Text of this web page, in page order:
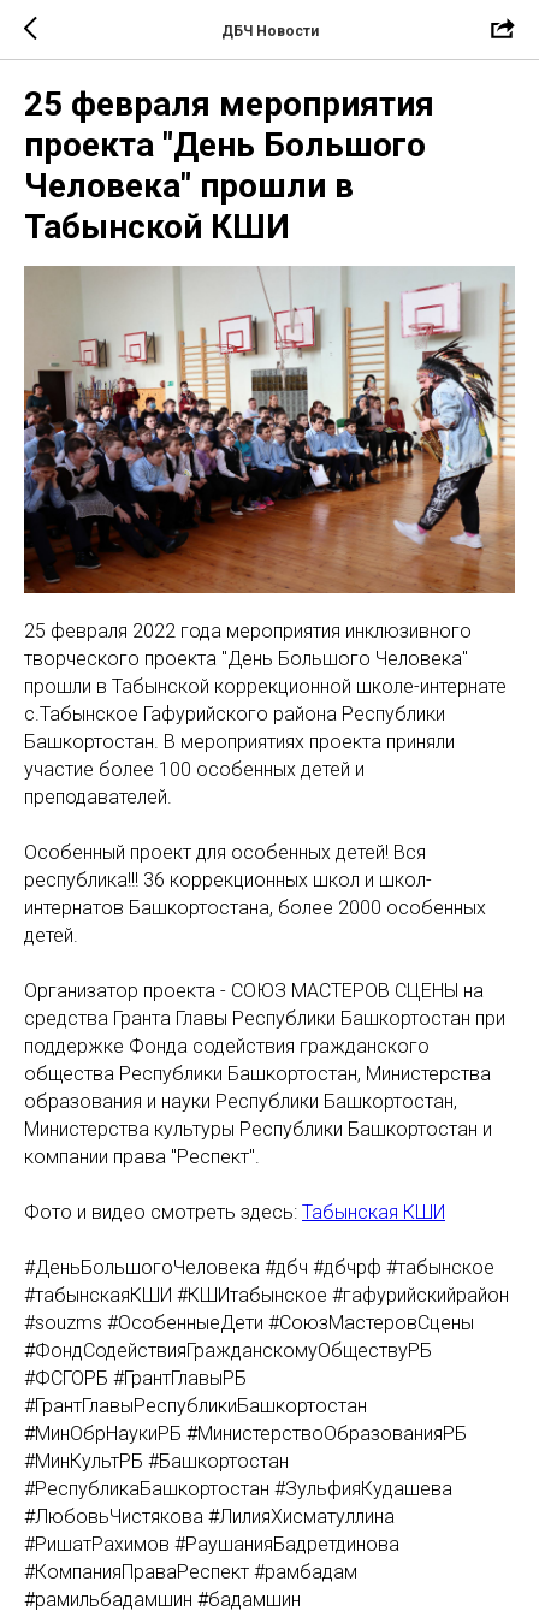
ДБЧ Новости
25 февраля мероприятия
проекта "День Большого
Человека" прошли в
Табынской КШИ
25 февраля 2022 года мероприятия инклюзивного
творческого проекта "День Большого Человека"
прошли в Табынской коррекционной школе-интернате
с.Табынское Гафурийского района Республики
Башкортостан. В мероприятиях проекта приняли
участие более 100 особенных детей и
преподавателей.
Особенный проект для особенных детей! Вся
республика!!! 36 коррекционных школ и школ-
интернатов Башкортостана, более 2000 особенных
детей.
Организатор проекта - СОЮЗ МАСТЕРОВ СЦЕНЫ на
средства Гранта Главы Республики Башкортостан при
поддержке Фонда содействия гражданского
общества Республики Башкортостан, Министерства
образования и науки Республики Башкортостан,
Министерства культуры Республики Башкортостан и
компании права "Респект".
Фото и видео смотреть здесь: Табынская КШИ
#ДеньБольшогоЧеловека #дбч #дбчрф #табынское
#табынскаяКШИ #КШИтабынское #гафурийскийрайон
#souzms #ОсобенныеДети #СоюзМастеровСцены
#ФондСодействияГражданскомуОбществуРБ
#ФСГОРБ #ГрантГлавыРБ
#ГрантГлавыРеспубликиБашкортостан
#МинОбрНаукиРБ #МинистерствоОбразованияРБ
#МинКультРБ #Башкортостан
#РеспубликаБашкортостан #ЗульфияКудашева
#ЛюбовьЧистякова #ЛилияХисматуллина
#РишатРахимов #РаушанияБадретдинова
#КомпанияПраваРеспект #рамбадам
#рамильбадамшин #бадамшин